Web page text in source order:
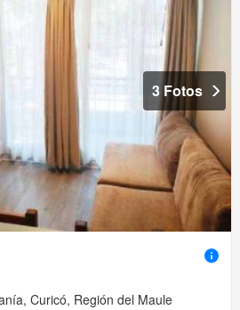
3 Fotos
Curicó, Región del Maule